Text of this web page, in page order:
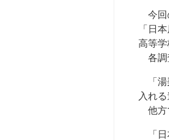
今回
「日
高等学
各調
「湯
入れ
他方
「日